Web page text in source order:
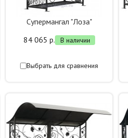
Супермангал "Лоза"
84 065 р.
В наличии
Выбрать для сравнения